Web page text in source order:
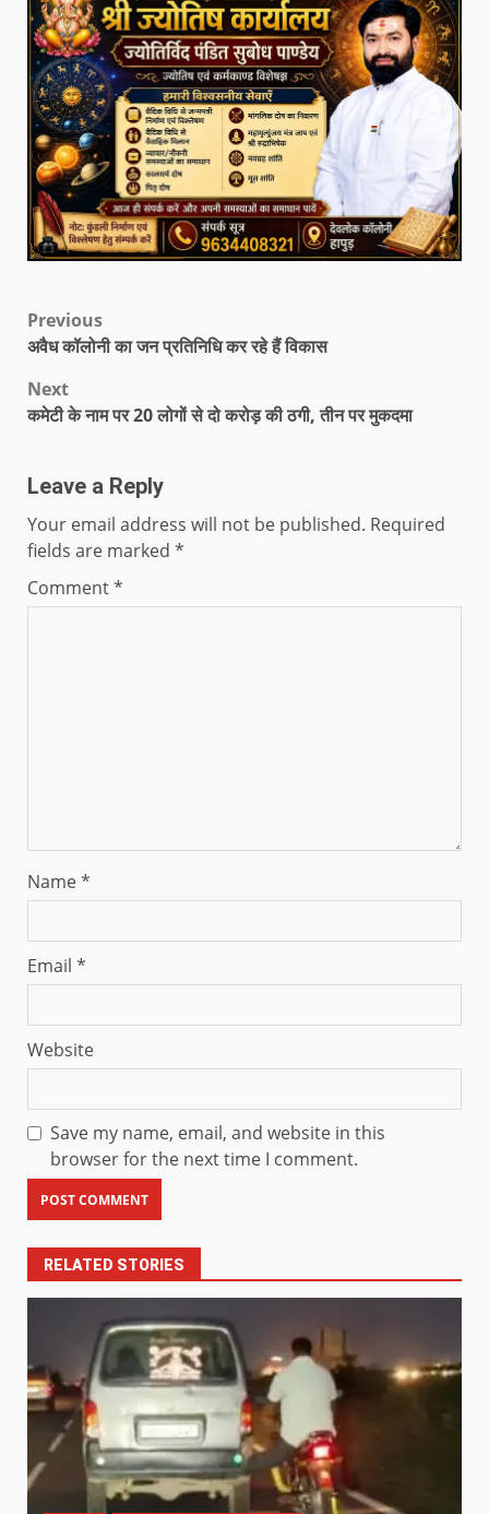
Previous
अवैध कॉलोनी का जन प्रतिनिधि कर रहे हैं विकास
Next
कमेटी के नाम पर 20 लोगों से दो करोड़ की ठगी, तीन पर मुकदमा
Leave a Reply
Your email address will not be published. Required
fields are marked *
Comment*
Name*
Email *
Website
Save my name, email, and website in this
browser for the next time I comment.
RELATED STORIES